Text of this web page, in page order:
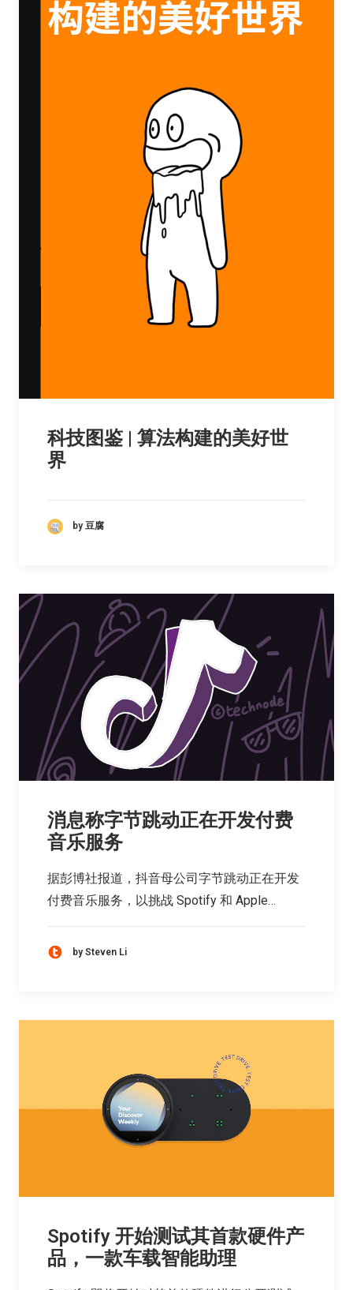
科技图鉴 | 算法构建的美好世
界
by 豆腐
消息称字节跳动正在开发付费
音乐服务
据彭博社报道，抖音母公司字节跳动正在开发
付费音乐服务，以挑战 Spotify 和 Apple…
by Steven Li
Spotify 开始测试其首款硬件产
品，一款车载智能助理